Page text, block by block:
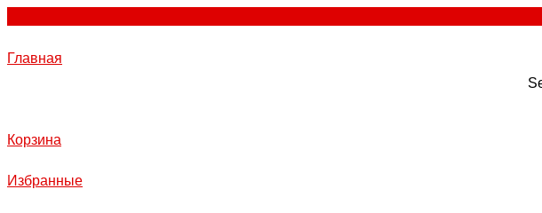
Главная
Корзина
Избранные